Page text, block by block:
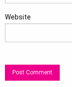
Website